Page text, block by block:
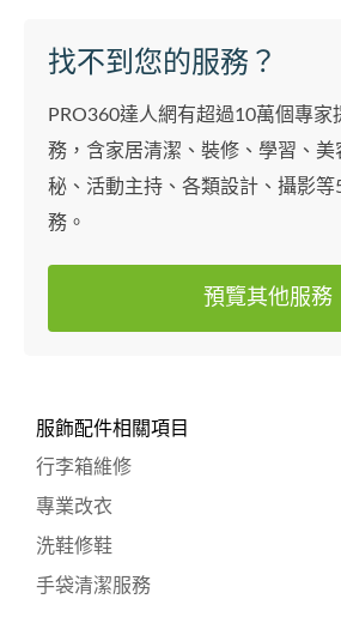
找不到您的服務？
PRO360達人網有超過10萬個專家
務，含家居清潔、裝修、學習、美
秘、活動主持、各類設計、攝影等
務。
預覽其他服務
服飾配件相關項目
行李箱維修
專業改衣
洗鞋修鞋
手袋清潔服務